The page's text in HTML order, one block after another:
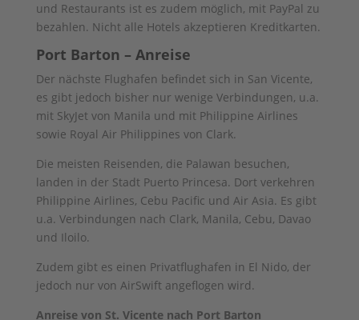
und Restaurants ist es zudem möglich, mit PayPal zu
bezahlen. Nicht alle Hotels akzeptieren Kreditkarten.
Port Barton – Anreise
Der nächste Flughafen befindet sich in San Vicente,
es gibt jedoch bisher nur wenige Verbindungen, u.a.
mit SkyJet von Manila und mit Philippine Airlines
sowie Royal Air Philippines von Clark.
Die meisten Reisenden, die Palawan besuchen,
landen in der Stadt Puerto Princesa. Dort verkehren
Philippine Airlines, Cebu Pacific und Air Asia. Es gibt
u.a. Verbindungen nach Clark, Manila, Cebu, Davao
und Iloilo.
Zudem gibt es einen Privatflughafen in El Nido, der
jedoch nur von AirSwift angeflogen wird.
Anreise von St. Vicente nach Port Barton